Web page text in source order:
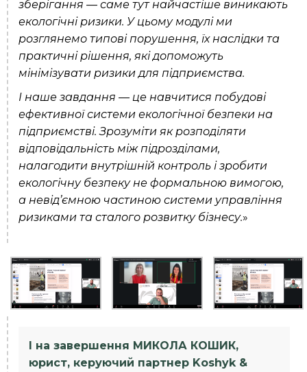
зберігання — саме тут найчастіше виникають
екологічні ризики. У цьому модулі ми
розглянемо типові порушення, їх наслідки та
практичні рішення, які допоможуть
мінімізувати ризики для підприємства.
І наше завдання — це навчитися побудові
ефективної системи екологічної безпеки на
підприємстві. Зрозуміти як розподіляти
відповідальність між підрозділами,
налагодити внутрішній контроль і зробити
екологічну безпеку не формальною вимогою,
а невід’ємною частиною системи управління
ризиками та сталого розвитку бізнесу.»
І на завершення МИКОЛА КОШИК,
юрист, керуючий партнер Koshyk &